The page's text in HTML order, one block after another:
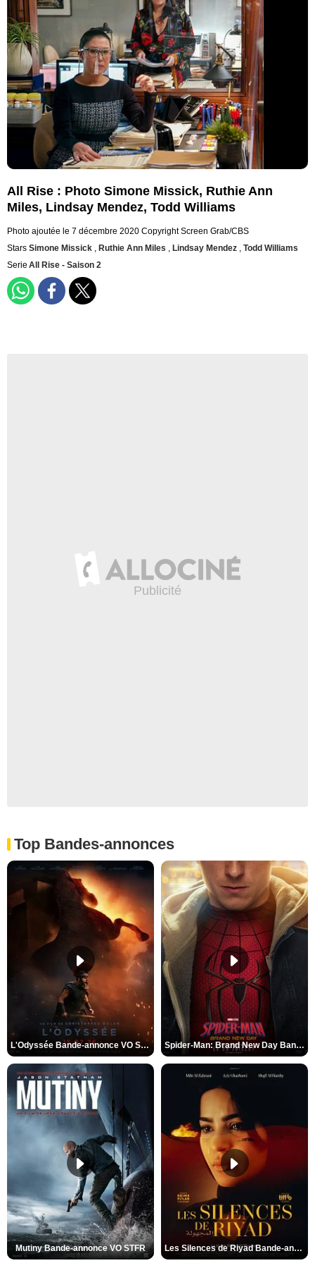
All Rise : Photo Simone Missick, Ruthie Ann
Miles, Lindsay Mendez, Todd Williams
Photo ajoutée le 7 décembre 2020 Copyright Screen Grab/CBS
Stars Simone Missick , Ruthie Ann Miles , Lindsay Mendez , Todd Williams
Serie All Rise - Saison 2
Top Bandes-annonces
L'Odyssée Bande-annonce VO STFR Spider-Man: Brand New Day Bande-annonce VO STFR
Mutiny Bande-annonce VO STFR Les Silences de Riyad Bande-annonce VO STFR